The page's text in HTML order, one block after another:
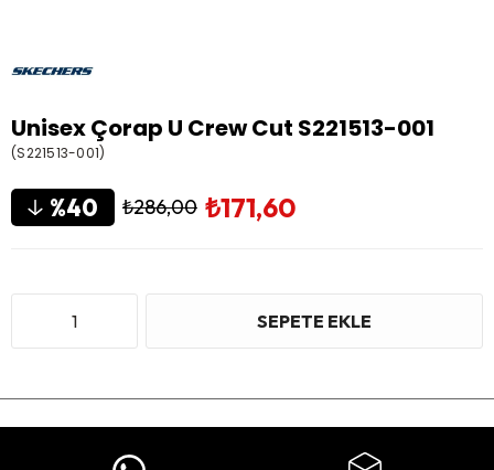
Unisex Çorap U Crew Cut S221513-001
(S221513-001)
40 ₺286,00 ₺171,60